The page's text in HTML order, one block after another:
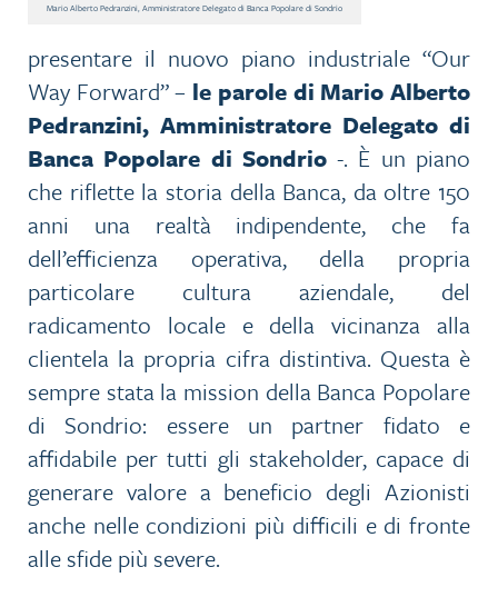
Mario Alberto Pedranzini, Amministratore Delegato di Banca Popolare di Sondrio
presentare il nuovo piano industriale “Our
Way Forward” – le parole di Mario Alberto
Pedranzini, Amministratore Delegato di
Banca Popolare di Sondrio-. È un piano
che riflette la storia della Banca, da oltre 150
anni una realtà indipendente, che fa
dell’efficienza operativa, della propria
particolare cultura aziendale, del
radicamento locale e della vicinanza alla
clientela la propria cifra distintiva. Questa è
sempre stata la mission della Banca Popolare
di Sondrio: essere un partner fidato e
affidabile per tutti gli stakeholder, capace di
generare valore a beneficio degli Azionisti
anche nelle condizioni più difficili e di fronte
alle sfide più severe.